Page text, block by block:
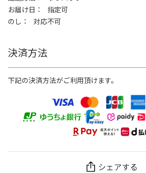
お届け日
指定可
のし
対応不可
決済方法
下記の決済方法がご利用頂けます。
シェアする